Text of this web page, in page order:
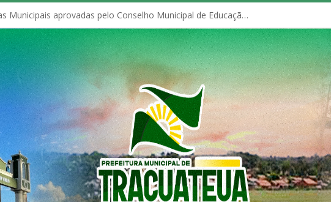
Políticas Municipais aprovadas pelo Conselho Municipal de Educação (CME)